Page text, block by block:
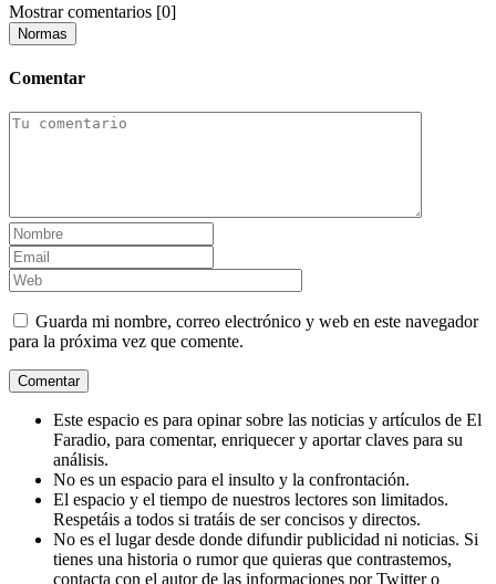
Mostrar comentarios [0]
Normas
Comentar
Guarda mi nombre, correo electrónico y web en este navegador
para la próxima vez que comente.
Este espacio es para opinar sobre las noticias y artículos de El
Faradio, para comentar, enriquecer y aportar claves para su
análisis.
No es un espacio para el insulto y la confrontación.
El espacio y el tiempo de nuestros lectores son limitados.
Respetáis a todos si tratáis de ser concisos y directos.
No es el lugar desde donde difundir publicidad ni noticias. Si
tienes una historia o rumor que quieras que contrastemos,
contacta con el autor de las informaciones por Twitter o